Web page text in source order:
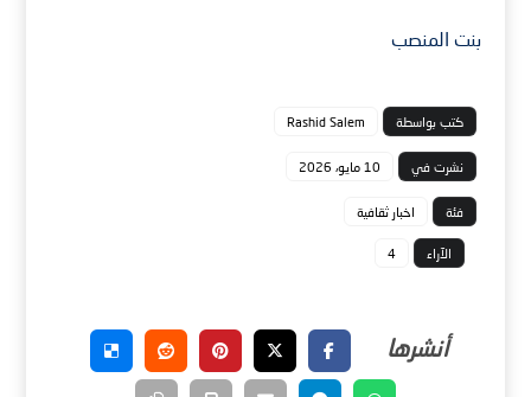
بنت المنصب
كتب بواسطة Rashid Salem
نشرت في 10 مايو، 2026
فئة اخبار ثقافية
الآراء 4